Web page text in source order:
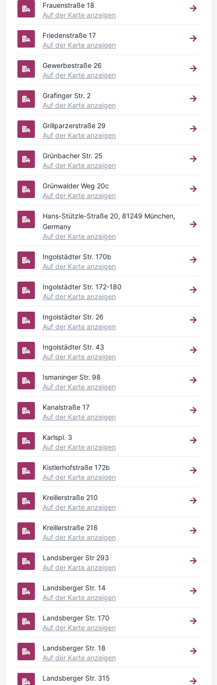
Frauenstraße 18
Auf der Karte anzeigen
Friedenstraße 17
Auf der Karte anzeigen
Gewerbestraße 26
Auf der Karte anzeigen
Grafinger Str. 2
Auf der Karte anzeigen
Grillparzerstraße 29
Auf der Karte anzeigen
Grünbacher Str. 25
Auf der Karte anzeigen
Grünwalder Weg 20c
Auf der Karte anzeigen
Hans-Stützle-Straße 20, 81249 München,
Germany
Auf der Karte anzeigen
Ingolstädter Str. 170b
Auf der Karte anzeigen
Ingolstädter Str. 172-180
Auf der Karte anzeigen
Ingolstädter Str. 26
Auf der Karte anzeigen
Ingolstädter Str. 43
Auf der Karte anzeigen
Ismaninger Str. 98
Auf der Karte anzeigen
Kanalstraße 17
Auf der Karte anzeigen
Karlspl. 3
Auf der Karte anzeigen
Kistlerhofstraße 172b
Auf der Karte anzeigen
Kreillerstraße 210
Auf der Karte anzeigen
Kreillerstraße 216
Auf der Karte anzeigen
Landsberger Str 293
Auf der Karte anzeigen
Landsberger Str. 14
Auf der Karte anzeigen
Landsberger Str. 170
Auf der Karte anzeigen
Landsberger Str. 18
Auf der Karte anzeigen
Landsberger Str. 315